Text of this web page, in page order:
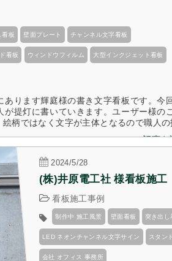
看板 壁面プレート チャンネル文字看板
看板 ウィンドウフィルム 大型インクジェット看板
あります輝庭様の書き文字看板です。今
が提灯に書いていきます。ユーザー様の
柄ではなく文字が主体となるので職人の
記事
2024/5/28
(株)井原電工社 様看板施工
看板施工事例
制作中 施工風景 壁面看板 突き出し
LED ネオンチャンネル文字サイン スタン
会社 オフィス 事務所